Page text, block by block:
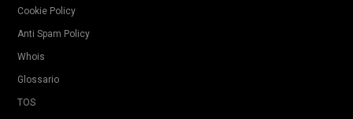
Cookie Policy
Anti Spam Policy
Whois
Glossario
TOS